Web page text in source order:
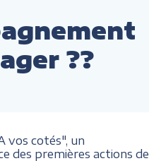
??
vos cotés", un
des premières actions de